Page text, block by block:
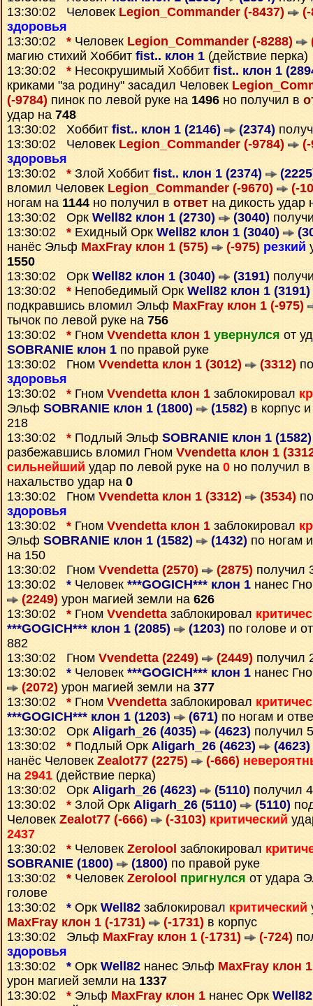
13:30:02 Человек Legion_Commander (-8437)
здоровья
13:30:02 * Человек Legion_Commander (-8288)
магию стихий Хоббит fist.. клон 1 (действие перка)
13:30:02 * Несокрушимый Хоббит fist.. клон 1
криками "за родину" засадил Человек
(-9784) пинок по левой руке на 1496 но получил в
удар на 748
13:30:02 Хоббит fist.. клон 1 (2146) (2374)
13:30:02 Человек Legion_Commander (-9784)
здоровья
13:30:02 * Злой Хоббит fist.. клон 1 (2374)
вломил Человек Legion_Commander (-9670)
(-
ногам на 1144 но получил в ответ на дикость удар
13:30:02 Орк Well82 клон 1 (2730) (3040)
13:30:02 * Ехидный Орк Well82 клон 1 (3040)
нанёс Эльф MaxFray клон 1 (575) (-975) резкий
1550
13:30:02 Орк Well82 клон 1 (3040) (3191)
13:30:02 * Непобедимый Орк Well82 клон 1 (3191)
подкравшись вломил Эльф MaxFray клон 1 (-975)
тычок по левой руке на 756
13:30:02 * Гном Vvendetta клон 1 увернулся от
SOBRANIE клон 1 по правой руке
13:30:02 Гном Vvendetta клон 1 (3012) (3312)
здоровья
13:30:02 * Гном Vvendetta клон 1 заблокировал
Эльф SOBRANIE клон 1 (1800) (1582) в корпус
218
13:30:02 * Подлый Эльф SOBRANIE клон 1
разбежавшись вломил Гном Vvendetta клон 1
сильнейший удар по левой руке на 0 но получил в
нахальство удар на 0
13:30:02 Гном Vvendetta клон 1 (3312) (3534)
здоровья
13:30:02 * Гном Vvendetta клон 1 заблокировал
Эльф SOBRANIE клон 1 (1582) (1432) по ногам
на 150
13:30:02 Гном Vvendetta (2570) (2875) получил
13:30:02 * Человек ***GOGICH*** клон 1 нанес
(2249) урон магией земли на 626
13:30:02 * Гном Vvendettaзаблокировал
***GOGICH*** клон 1 (2085)
(1203) по голове и
882
13:30:02 Гном Vvendetta (2249) (2449) получил
13:30:02 * Человек ***GOGICH*** клон 1 нанес
(2072) урон магией земли на 377
13:30:02 * Гном Vvendettaзаблокировал
***GOGICH*** клон 1 (1203)
(671) по ногам и
13:30:02 Орк Aligarh_26 (4035) (4623) получил
13:30:02 * Подлый Орк Aligarh_26 (4623) (4623)
нанёс Человек Zealot77 (2275) (-666)
на 2941 (действие перка)
13:30:02 Орк Aligarh_26 (4623) (5110) получил
13:30:02 * Злой Орк Aligarh_26 (5110) (5110)
Человек Zealot77 (-666) (-3103) критический
2437
13:30:02 * Человек Zerolool заблокировал
SOBRANIE (1800)
(1800) по правой руке
13:30:02 * Человек Zerolool пригнулся от удара
голове
13:30:02 * Орк Well82 заблокировал критический
MaxFray клон 1 (-1731)
(-1731) в корпус
13:30:02 Эльф MaxFray клон 1 (-1731) (-724)
здоровья
13:30:02 * Орк Well82 нанес Эльф MaxFray клон
урон магией земли на 1337
13:30:02 * Эльф MaxFray клон 1 нанес Орк